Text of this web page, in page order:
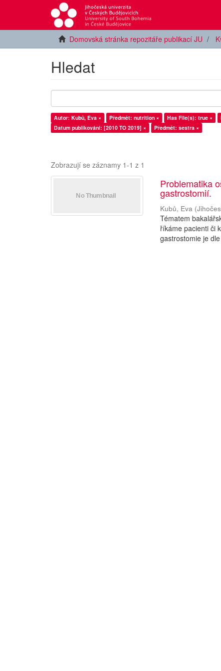
Domovská stránka repozitáře publikací JU
Hledat
Autor: Kubů, Eva × Předmět: nutrition × Has File(s): true ×
Datum publikování: [2010 TO 2019] ×
Předmět: sestra ×
Zobrazují se záznamy 1-1 z 1
Problematika
gastrostomií.
Kubů, Eva (
Tématem
říkáme pacienti či
gastrostomie je